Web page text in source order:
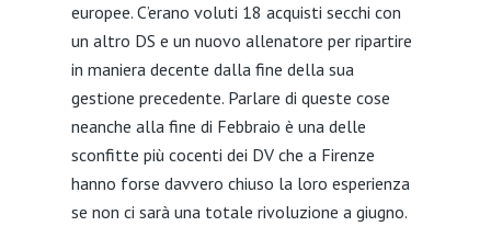
europee. C’erano voluti 18 acquisti secchi con
un altro DS e un nuovo allenatore per ripartire
in maniera decente dalla fine della sua
gestione precedente. Parlare di queste cose
neanche alla fine di Febbraio è una delle
sconfitte più cocenti dei DV che a Firenze
hanno forse davvero chiuso la loro esperienza
se non ci sarà una totale rivoluzione a giugno.